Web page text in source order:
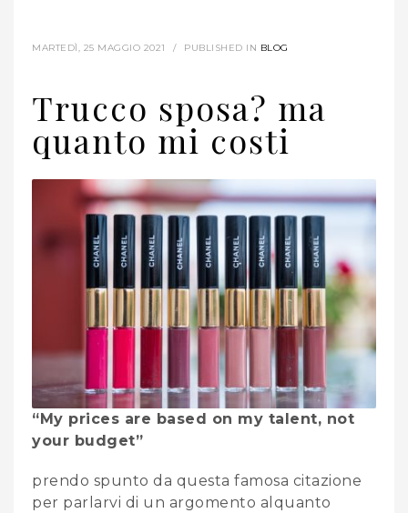
MARTEDÌ, 25 MAGGIO 2021 / PUBLISHED IN BLOG
Trucco sposa? ma
quanto mi costi
“My prices are based on my talent, not
your budget”
prendo spunto da questa famosa citazione
per parlarvi di un argomento alquanto